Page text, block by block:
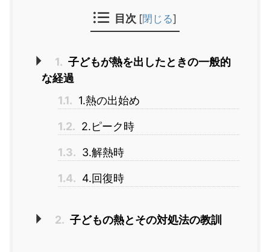
目次 [閉じる]
1. 子どもが熱を出したときの一般的
な経過
1.1. 1.熱の出始め
1.2. 2.ピーク時
1.3. 3.解熱時
1.4. 4.回復時
2. 子どもの熱とその対処法の教訓